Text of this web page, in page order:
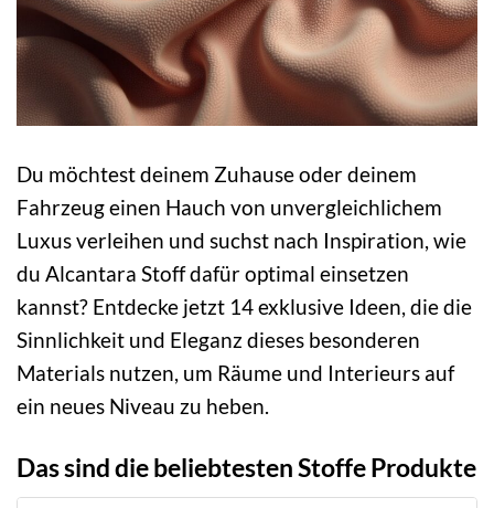
Du möchtest deinem Zuhause oder deinem
Fahrzeug einen Hauch von unvergleichlichem
Luxus verleihen und suchst nach Inspiration, wie
du Alcantara Stoff dafür optimal einsetzen
kannst? Entdecke jetzt 14 exklusive Ideen, die die
Sinnlichkeit und Eleganz dieses besonderen
Materials nutzen, um Räume und Interieurs auf
ein neues Niveau zu heben.
Das sind die beliebtesten Stoffe Produkte